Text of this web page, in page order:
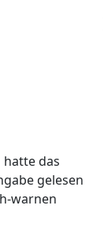
das
gelesen
warnen